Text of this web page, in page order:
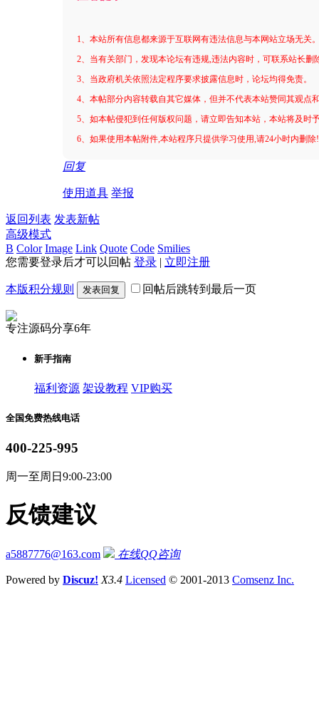
1、本站所有信息都来源于互联网有违法信息与本网站立场无关
2、当有关部门，发现本论坛有违规,违法内容时，可联系站长删
3、当政府机关依照法定程序要求披露信息时，论坛均得免责。
4、本帖部分内容转载自其它媒体，但并不代表本站赞同其观点
5、如本帖侵犯到任何版权问题，请立即告知本站，本站将及时
6、如果使用本帖附件,本站程序只提供学习使用,请24小时内删
回复
使用道具 举报
返回列表 发表新帖
高级模式
B Color Image Link Quote Code Smilies
您需要登录后才可以回帖 登录 | 立即注册
本版积分规则 发表回复 回帖后跳转到最后一页
专注源码分享6年
新手指南
福利资源 架设教程 VIP购买
全国免费热线电话
400-225-995
周一至周日9:00-23:00
反馈建议
a5887776@163.com 在线QQ咨询
Powered by Discuz! X3.4 Licensed © 2001-2013 Comsenz Inc.